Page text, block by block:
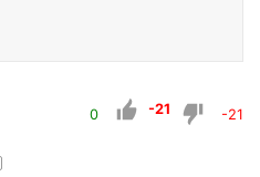
0 -21 -21